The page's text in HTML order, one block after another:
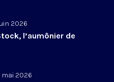
2026
l’aumônier de
mai 2026